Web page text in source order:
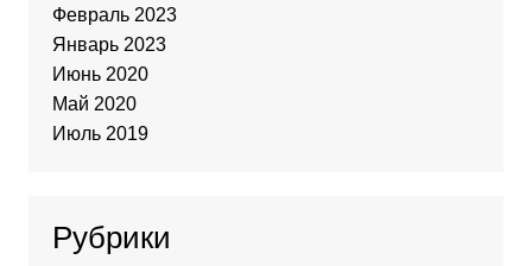
Февраль 2023
Январь 2023
Июнь 2020
Май 2020
Июль 2019
Рубрики